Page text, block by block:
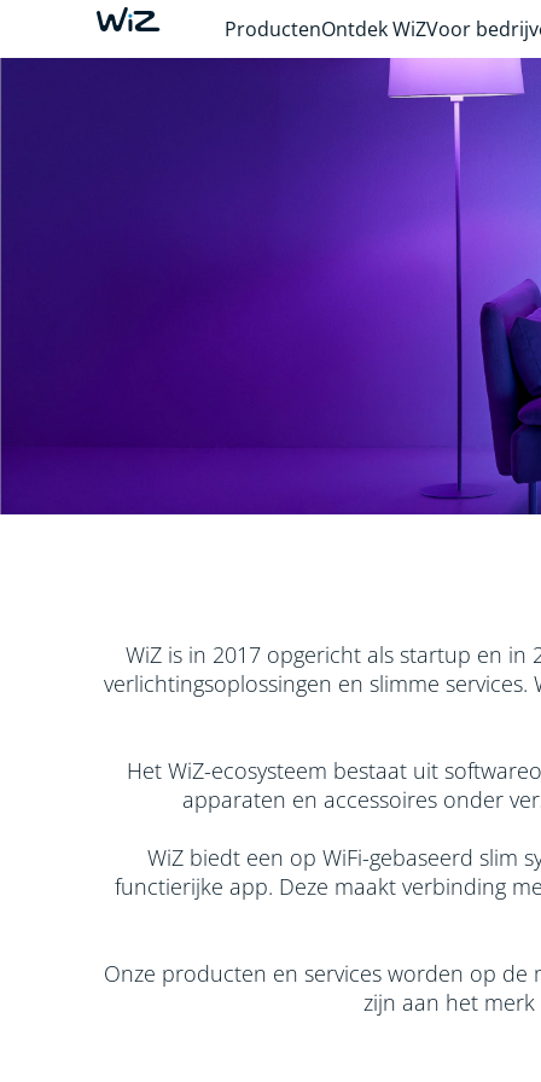
ProductenOntdek WiZVoor
WiZ is in 2017 opgericht als startup en in
verlichtingsoplossingen en slimme
Het WiZ-ecosysteem bestaat uit
apparaten en accessoires onder
WiZ biedt een op WiFi-gebaseerd slim
functierijke app. Deze maakt verbinding
Onze producten en services worden op
zijn aan het